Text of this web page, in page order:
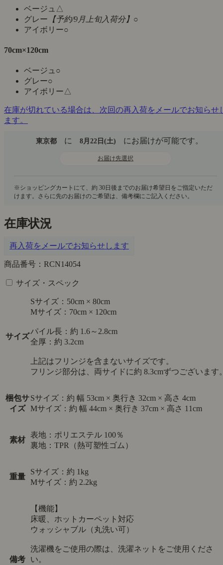
ベージュ △
グレー 【予約/9月上旬入荷分】 ○
アイボリー○
70cm×120cm
ベージュ ○
グレー○
アイボリー△
在庫が切れている場合は、次回の再入荷をメールでお知らせ
ます。
東京都 に 8月22日(土) にお届けが可能です。
お届け先選択
在庫状況
再入荷をメールでお知らせします
商品番号：RCN14054
サイズ・スペック
サイズ
Sサイズ：50cm × 80cm
Mサイズ：70cm × 120cm
パイル長：約 1.6～2.8cm
全厚：約 3.2cm
上記はフリンジを含まないサイズです。
フリンジ部分は、両サイドに約 8.3cmずつございます
梱包サ
イズ
Sサイズ：約 幅 53cm × 奥行き 32cm × 高さ 4cm
Mサイズ：約 幅 44cm × 奥行き 37cm × 高さ 11cm
素材
表地：ポリエステル 100％
裏地：TPR（熱可塑性ゴム）
重量
Sサイズ：約 1kg
Mサイズ：約 2.2kg
備考
【機能】
床暖、ホットカーペット対応
ウォッシャブル（丸洗い可）
洗濯機をご使用の際は、洗濯ネットをご使用くださ
い。